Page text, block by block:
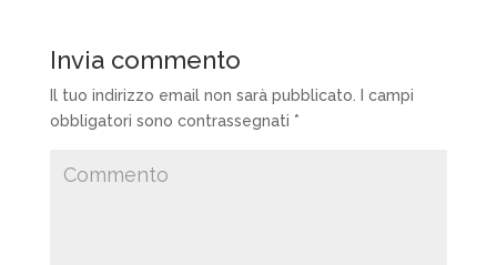
Invia commento
Il tuo indirizzo email non sarà pubblicato. I campi
obbligatori sono contrassegnati *